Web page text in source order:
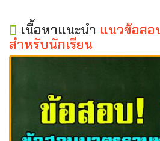
เนื้อหาแนะนำ แนวข้อสอ
สำหรับนักเรียน